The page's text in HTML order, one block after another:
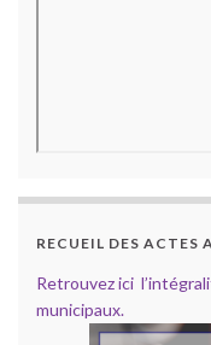
RECUEIL DES ACTES
Retrouvez ici
municipaux.